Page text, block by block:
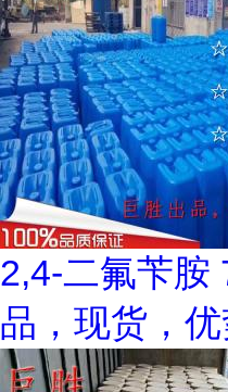
2,4-二氟苄胺
品，现货，